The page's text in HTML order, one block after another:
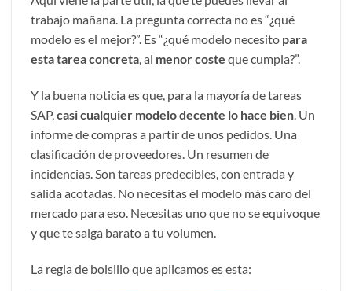
trabajo mañana. La pregunta correcta no es “¿qué
modelo es el mejor?”. Es “¿qué modelo necesito para
esta tarea concreta, al menor coste que cumpla?”.
Y la buena noticia es que, para la mayoría de tareas
SAP, casi cualquier modelo decente lo hace bien . Un
informe de compras a partir de unos pedidos. Una
clasificación de proveedores. Un resumen de
incidencias. Son tareas predecibles, con entrada y
salida acotadas. No necesitas el modelo más caro del
mercado para eso. Necesitas uno que no se equivoque
y que te salga barato a tu volumen.
La regla de bolsillo que aplicamos es esta: